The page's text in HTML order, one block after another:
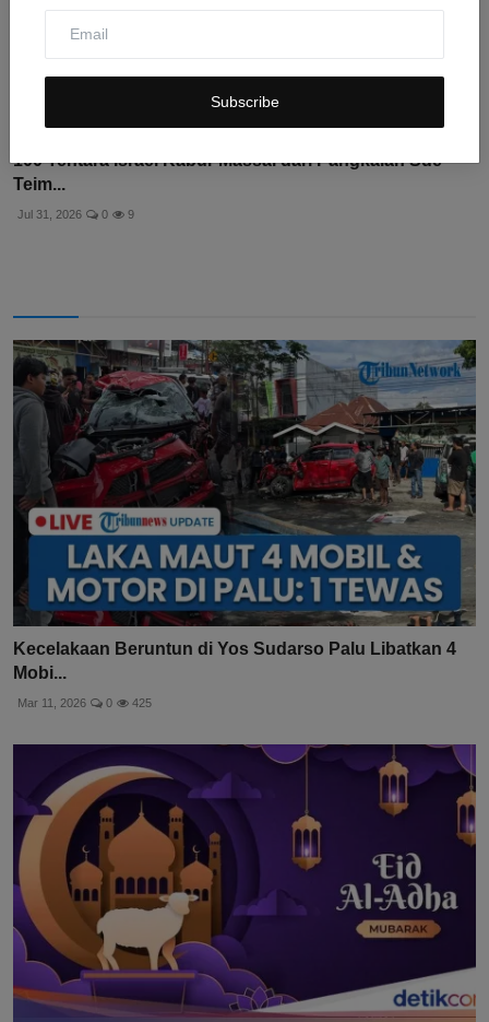
Subscribe
100 Tentara Israel Kabur Massal dari Pangkalan Sde
Teim...
Jul 31, 2026 0 9
Kecelakaan Beruntun di Yos Sudarso Palu Libatkan 4
Mobi...
Mar 11, 2026 0 425